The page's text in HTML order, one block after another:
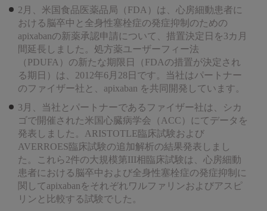
2月、米国食品医薬品局（FDA）は、心房細動患者に
おける脳卒中と全身性塞栓症の発症抑制のための
apixabanの新薬承認申請について、措置決定日を3カ月
間延長しました。処方薬ユーザーフィー法
（PDUFA）の新たな期限日（FDAの措置が決定され
る期日）は、2012年6月28日です。当社はパートナー
のファイザー社と、apixaban を共同開発しています。
3月、当社とパートナーであるファイザー社は、シカ
ゴで開催された米国心臓病学会（ACC）にてデータを
発表しました。ARISTOTLE臨床試験および
AVERROES臨床試験の追加解析の結果発表しまし
た。これら2件の大規模第III相臨床試験は、心房細動
患者における脳卒中および全身性塞栓症の発症抑制に
関してapixabanをそれぞれワルファリンおよびアスピ
リンと比較する試験でした。